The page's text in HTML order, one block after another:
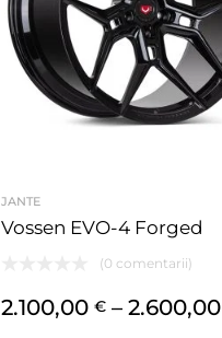
JANTE
Vossen EVO-4 Forged
(0 comentarii)
2.100,00 € – 2.600,00